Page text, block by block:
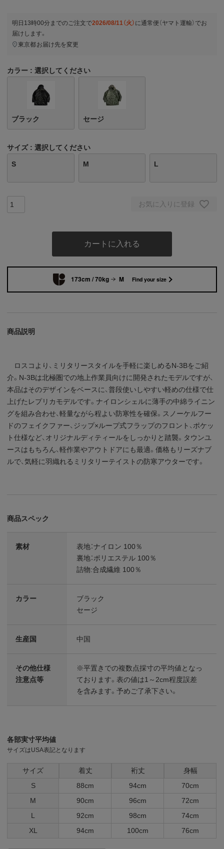
明日 13時00分 までのご注文で2026/08/11（火） に通常便（ヤマト運輸） でお
届けします。
東京都お届け先を変更
カラー 選択してください
ブラック セージ
サイズ 選択してください
S M L
お気に入りに登録
カートに入れる
173cm / 70kg M Find your size
商品説明
ロスコより、ミリタリースタイルを手軽に楽しめるN-3Bをご紹
介。N-3Bは北極圏での地上作業員向けに開発されたモデルですが、
本品はそのデザインをベースに、普段使いしやすい軽めの仕様で仕
上げたレプリカモデルです。ナイロンシェルに薄手の中綿ライニン
グを組み合わせ、軽量ながら程よい防寒性を確保。スノーケルフー
ドのフェイクファー、ジップ×ループ式フラップのフロント、ポケッ
ト仕様など、オリジナルディティールをしっかりと踏襲。タウンユ
ースはもちろん、軽作業やアウトドアにも最適。価格もリーズナブ
ルで、気軽に羽織れるミリタリーテイストの防寒アウターです。
商品スペック
素材
表地：ナイロン 100％
裏地：ポリエステル 100％
詰物:合成繊維 100％
カラー
ブラック
セージ
生産国 中国
その他仕様
注意点等
※平置きでの複数点採寸の平均値となっ
ております。表の値は1～2cm程度誤差
を含みます。予めご了承下さい。
各部実寸平均値
サイズはUSA表記となります
サイズ 着丈 裄丈
身幅
S
88cm 94cm
70cm
M
90cm 96cm
72cm
L
92cm 98cm
74cm
XL
94cm 100cm 76cm